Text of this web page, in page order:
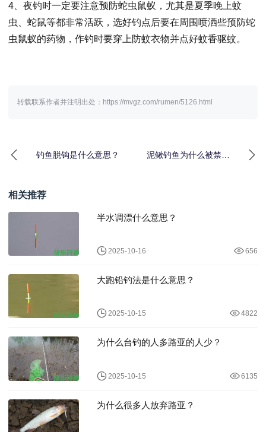
4、夜钓时一定要注意预防蛇虫鼠蚁，尤其是夏季晚上蚊
虫、蛇鼠等都非常活跃，选好钓点后要在周围喷洒些预防蛇
虫鼠蚁的药物，作钓时要穿上防蚊衣物并点好蚊香驱蚊。
转载联系作者并注明出处：https://mvgz.com/rumen/5126.html
钓鱼脱钩是什么意思？
泥鳅钓鱼为什么被禁
相关推荐
半水调漂什么意思？
2025-10-16 656
大跑铅钓法是什么意思？
2025-10-15 4822
为什么台钓的人多路亚的人少？
2025-10-15 6135
为什么很多人放弃路亚？